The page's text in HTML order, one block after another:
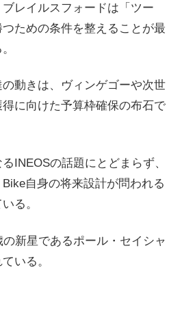
レイルスフォードは「ツー
ための条件を整えることが最
動きは、ヴィンゲゴーや次世
に向けた予算枠確保の布石で
INEOSの話題にとどまらず、
自身の将来設計が問われる
る。
新星であるポール・セイシャ
いる。